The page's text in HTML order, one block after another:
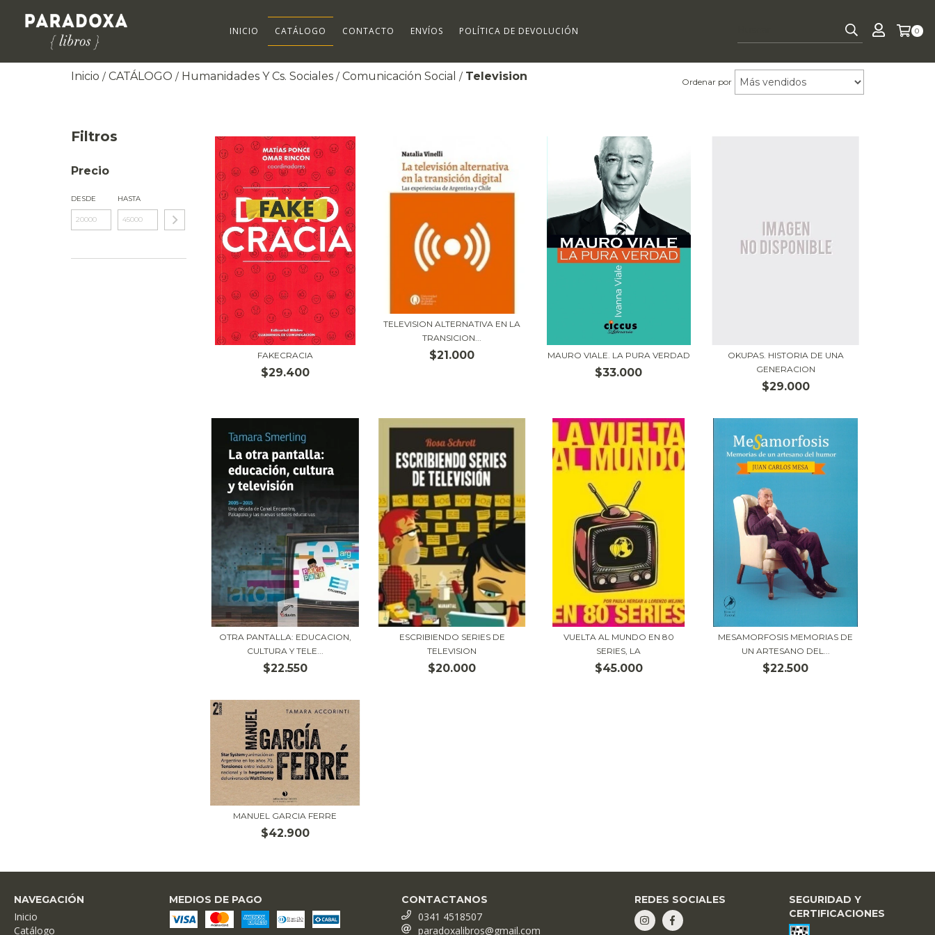
INICIO CATÁLOGO CONTACTO ENVÍOS POLÍTICA DE DEVOLUCIÓN 0
Inicio / CATÁLOGO / Humanidades Y Cs. Sociales / Comunicación Social / Television Ordenar por
Filtros
Precio
DESDE HASTA
FAKECRACIA
$29.400
TELEVISION ALTERNATIVA EN LA
TRANSICION...
$21.000 MAURO VIALE. LA PURA VERDAD
$33.000
OKUPAS. HISTORIA DE UNA
GENERACION
$29.000
OTRA PANTALLA: EDUCACION,
CULTURA Y TELE...
$22.550
ESCRIBIENDO SERIES DE
TELEVISION
$20.000
VUELTA AL MUNDO EN 80
SERIES, LA
$45.000
MESAMORFOSIS MEMORIAS DE
UN ARTESANO DEL...
$22.500
MANUEL GARCIA FERRE
$42.900
NAVEGACIÓN
Inicio
Catálogo
MEDIOS DE PAGO CONTACTANOS
0341 4518507
paradoxalibros@gmail.com
REDES SOCIALES
SEGURIDAD Y
CERTIFICACIONES